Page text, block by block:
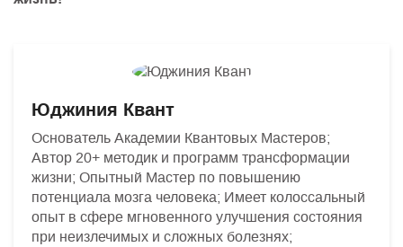
Юджиния Квант
Основатель Академии Квантовых Мастеров;
Автор 20+ методик и программ трансформации
жизни; Опытный Мастер по повышению
потенциала мозга человека; Имеет колоссальный
опыт в сфере мгновенного улучшения состояния
при неизлечимых и сложных болезнях;